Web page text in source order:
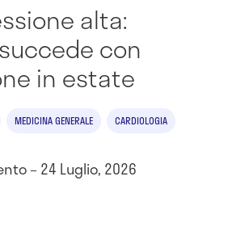
alta:
con
in estate
MEDICINA GENERALE CARDIOLOGIA
– 24 Luglio, 2026